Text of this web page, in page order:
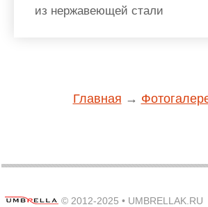
из нержавеющей стали
Главная →
© 2012-2025 • UMBRELLAK.RU